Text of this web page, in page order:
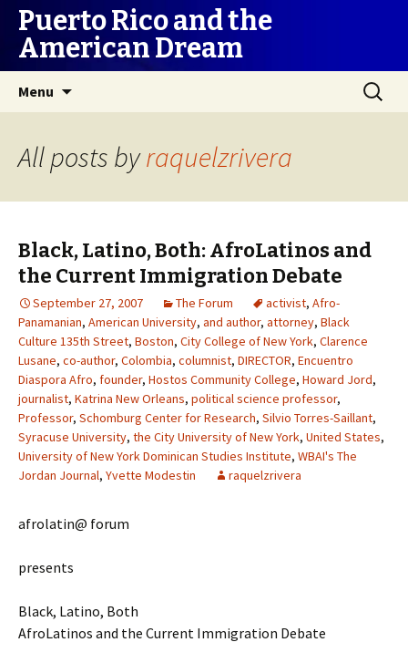
Puerto Rico and the
American Dream
Menu
Search
for:
All posts byraquelzrivera
Black, Latino, Both: AfroLatinos and
the Current Immigration Debate
September 27, 2007 The Forum activist, Afro-
Panamanian, American University, and author, attorney, Black
Culture 135th Street, Boston, City College of New York, Clarence
Lusane, co-author, Colombia, columnist, DIRECTOR, Encuentro
Diaspora Afro, founder, Hostos Community College, Howard Jord,
journalist, Katrina New Orleans, political science professor,
Professor, Schomburg Center for Research, Silvio Torres-Saillant,
Syracuse University, the City University of New York, United States,
University of New York Dominican Studies Institute, WBAI's The
Jordan Journal, Yvette Modestin raquelzrivera
afrolatin@ forum
presents
Black, Latino, Both
AfroLatinos and the Current Immigration Debate